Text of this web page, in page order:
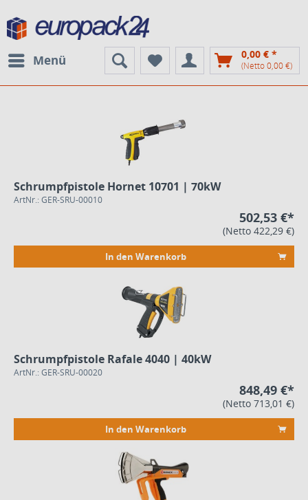
Menü 0,00 € *
(Netto 0,00 €)
Schrumpfpistole Hornet 10701 | 70kW
ArtNr.: GER-SRU-00010
502,53 €*
(Netto 422,29 €)
In den Warenkorb
Schrumpfpistole Rafale 4040 | 40kW
ArtNr.: GER-SRU-00020
848,49 €*
(Netto 713,01 €)
In den Warenkorb